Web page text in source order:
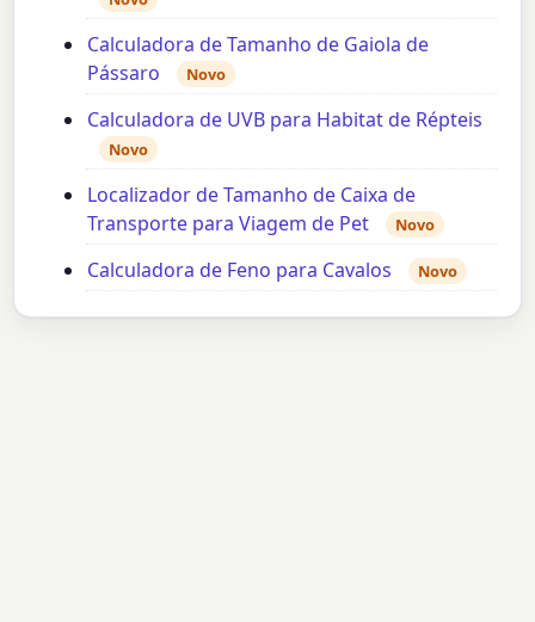
Calculadora de Tamanho de Gaiola de
Pássaro
Novo
Calculadora de UVB para Habitat de Répteis
Novo
Localizador de Tamanho de Caixa de
Transporte para Viagem de Pet
Novo
Calculadora de Feno para Cavalos Novo